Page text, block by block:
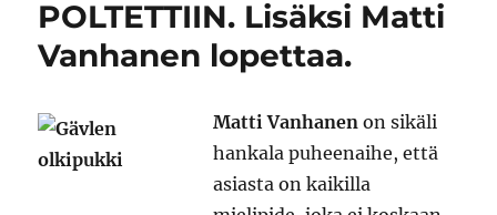
POLTETTIIN. Lisäksi Matti
Vanhanen lopettaa.
Matti Vanhanen on sikäli
hankala puheenaihe, että
asiasta on kaikilla